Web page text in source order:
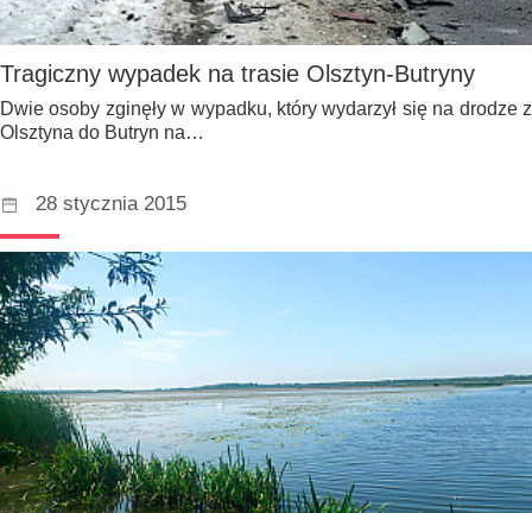
Tragiczny wypadek na trasie Olsztyn-Butryny
Dwie osoby zginęły w wypadku, który wydarzył się na drodze z
Olsztyna do Butryn na…
28 stycznia 2015